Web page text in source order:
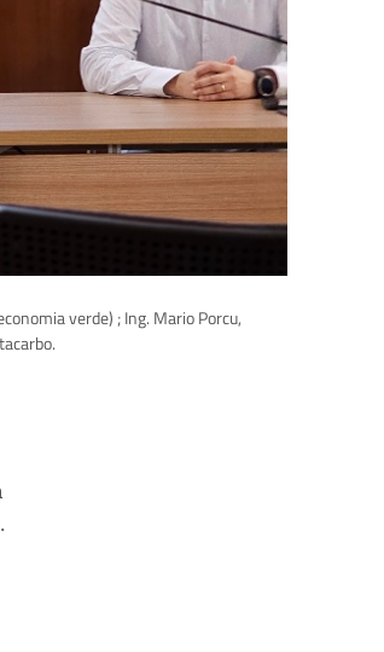
verde) ; Ing. Mario Porcu,